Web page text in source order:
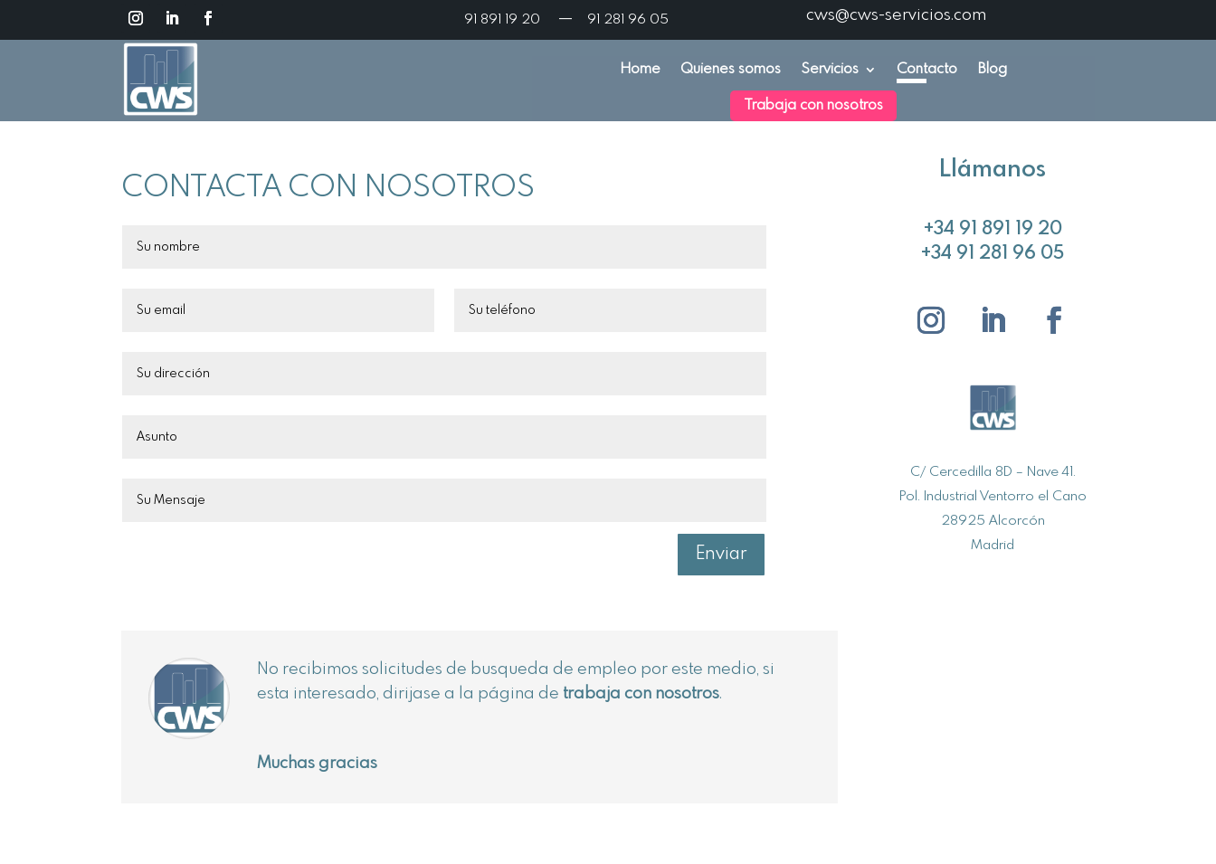
91 891 19 20 — 91 281 96 05 cws@cws-servicios.com
Home Quienes somos Servicios Contacto Blog
Trabaja con nosotros
CONTACTA CON NOSOTROS
Enviar
No recibimos solicitudes de busqueda de empleo por este medio, si
esta interesado, dirijase a la página de trabaja con nosotros.
Muchas gracias
Llámanos
+34 91 891 19 20
+34 91 281 96 05
C/ Cercedilla 8D – Nave 41.
Pol. Industrial Ventorro el Cano
28925 Alcorcón
Madrid